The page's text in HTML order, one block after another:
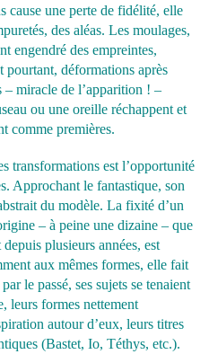
cause une perte de fidélité, elle
des aléas. Les moulages,
engendré des empreintes,
pourtant, déformations après
miracle de l’apparition ! –
ou une oreille réchappent et
comme premières.
transformations est l’opportunité
Approchant le fantastique, son
du modèle. La fixité d’un
– à peine une dizaine – que
plusieurs années, est
aux mêmes formes, elle fait
le passé, ses sujets se tenaient
leurs formes nettement
autour d’eux, leurs titres
(Bastet, Io, Téthys, etc.).